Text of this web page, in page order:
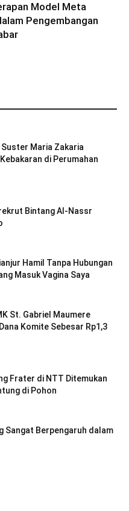
Model Meta
Pengembangan
Kata Sambo,
Sikka
Suster Maria Zakaria
di Perumahan
Bintang Al-Nassr
Hamil Tanpa Hubungan
Masuk Vagina Saya
St. Gabriel Maumere
Komite Sebesar Rp1,3
Frater di NTT Ditemukan
di Pohon
Sangat Berpengaruh dalam